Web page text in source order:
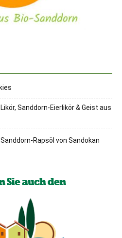
Sanddorn-Eierlikör & Geist aus
Rapsöl von Sandokan